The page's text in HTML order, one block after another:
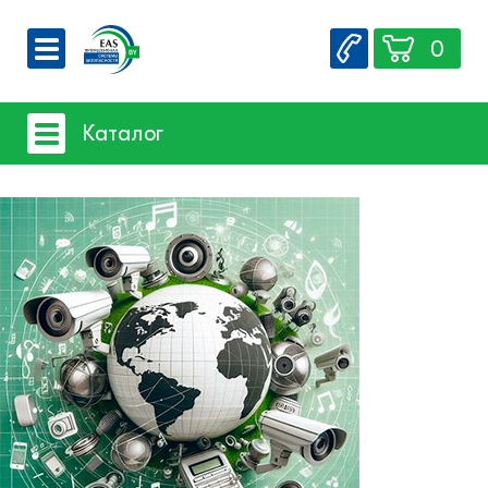
О компании
Вакансии
Контакты
0
Каталог
Системы видеонаблюдения
Системы защиты товаров от краж
- Акустомагнитная технология
- Радиочастотная технология
Счетчики посетителей
Защита товара на стеллажах